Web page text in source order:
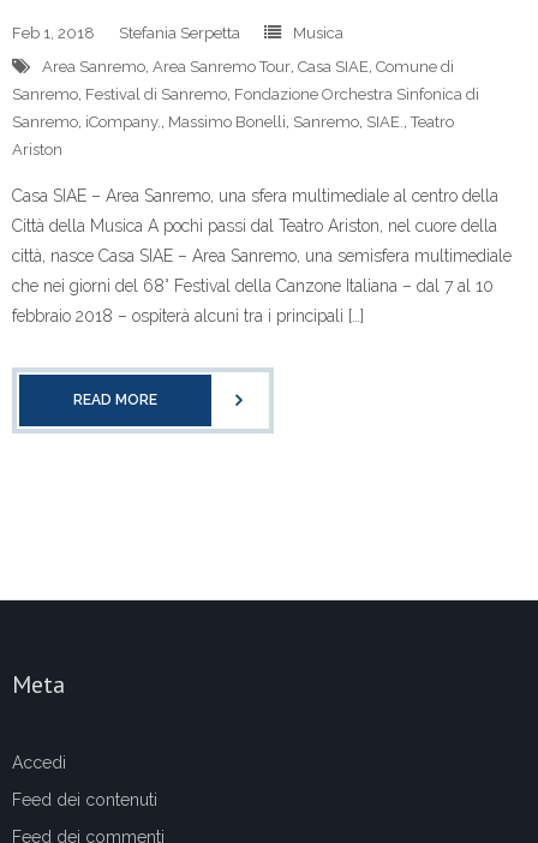
Feb 1, 2018 Stefania Serpetta
Musica
Area Sanremo Area Sanremo Tour Casa SIAE Comune di
Sanremo Festival di Sanremo Fondazione Orchestra Sinfonica di
Sanremo iCompany. Massimo Bonelli Sanremo SIAE. ,Teatro
Ariston
Casa SIAE – Area Sanremo, una sfera multimediale al centro della
Città della Musica A pochi passi dal Teatro Ariston, nel cuore della
città, nasce Casa SIAE – Area Sanremo, una semisfera multimediale
che nei giorni del 68° Festival della Canzone Italiana – dal 7 al 10
febbraio 2018 – ospiterà alcuni tra i principali […]
READ MORE
Meta
Accedi
Feed dei contenuti
Feed dei commenti